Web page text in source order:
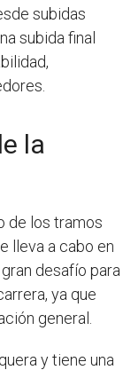
subidas
subida final
la
de los tramos
lleva a cabo en
desafío para
ya que
general.
y tiene una